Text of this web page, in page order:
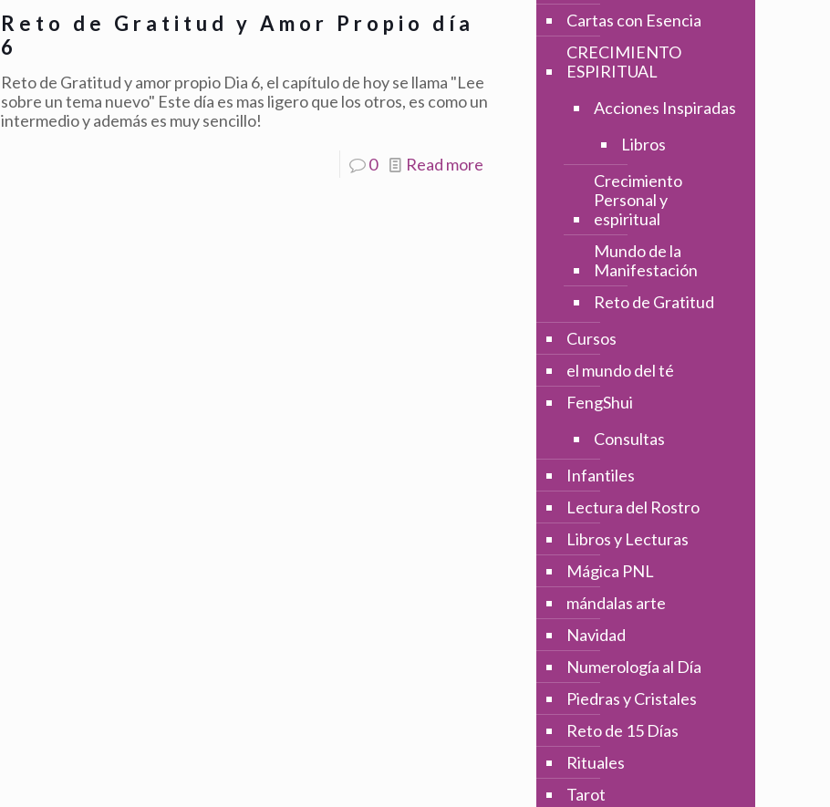
Reto de Gratitud y Amor Propio día
6
Reto de Gratitud y amor propio Dia 6, el capítulo de hoy se llama "Lee
sobre un tema nuevo" Este día es mas ligero que los otros, es como un
intermedio y además es muy sencillo!
0 Read more
Cartas con Esencia
CRECIMIENTO
ESPIRITUAL
Acciones Inspiradas
Libros
Crecimiento
Personal y
espiritual
Mundo de la
Manifestación
Reto de Gratitud
Cursos
el mundo del té
FengShui
Consultas
Infantiles
Lectura del Rostro
Libros y Lecturas
Mágica PNL
mándalas arte
Navidad
Numerología al Día
Piedras y Cristales
Reto de 15 Días
Rituales
Tarot